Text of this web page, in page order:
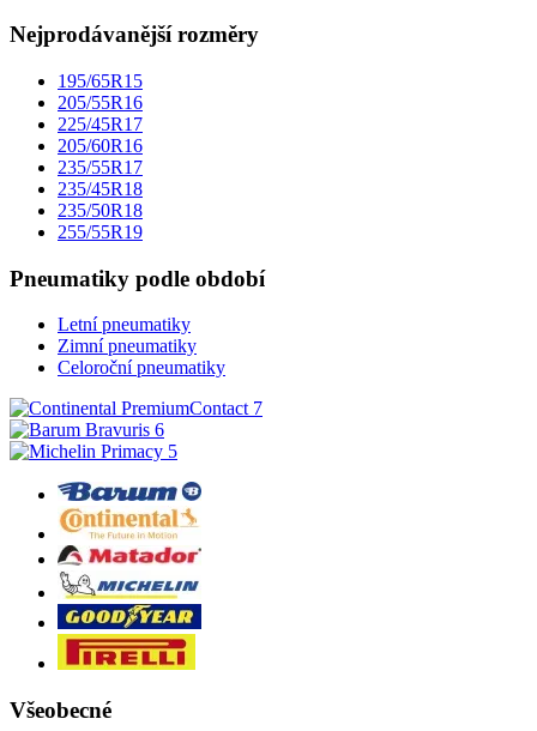
Nejprodávanější rozměry
195/65R15
205/55R16
225/45R17
205/60R16
235/55R17
235/45R18
235/50R18
255/55R19
Pneumatiky podle období
Letní pneumatiky
Zimní pneumatiky
Celoroční pneumatiky
Všeobecné